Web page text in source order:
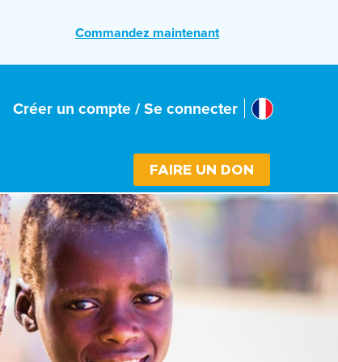
Commandez maintenant
Créer un compte / Se connecter Select
France
FAIRE UN DON